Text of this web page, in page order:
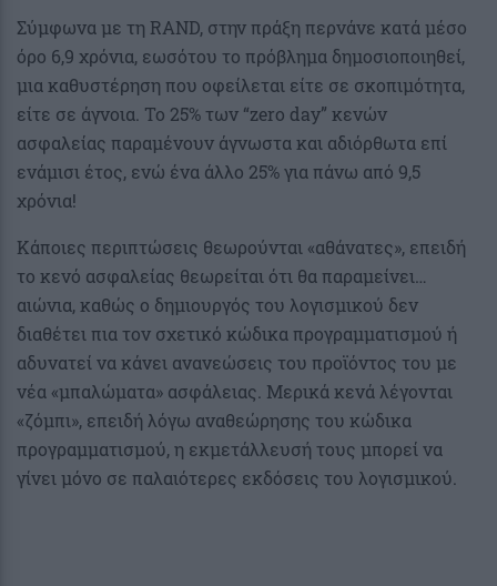
Σύμφωνα με τη RAND, στην πράξη περνάνε κατά μέσο
όρο 6,9 χρόνια, εωσότου το πρόβλημα δημοσιοποιηθεί,
μια καθυστέρηση που οφείλεται είτε σε σκοπιμότητα,
είτε σε άγνοια. Το 25% των “zero day” κενών
ασφαλείας παραμένουν άγνωστα και αδιόρθωτα επί
ενάμισι έτος, ενώ ένα άλλο 25% για πάνω από 9,5
χρόνια!
Κάποιες περιπτώσεις θεωρούνται «αθάνατες», επειδή
το κενό ασφαλείας θεωρείται ότι θα παραμείνει…
αιώνια, καθώς ο δημιουργός του λογισμικού δεν
διαθέτει πια τον σχετικό κώδικα προγραμματισμού ή
αδυνατεί να κάνει ανανεώσεις του προϊόντος του με
νέα «μπαλώματα» ασφάλειας. Μερικά κενά λέγονται
«ζόμπι», επειδή λόγω αναθεώρησης του κώδικα
προγραμματισμού, η εκμετάλλευσή τους μπορεί να
γίνει μόνο σε παλαιότερες εκδόσεις του λογισμικού.